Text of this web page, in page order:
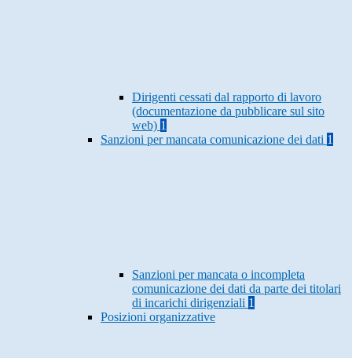
Dirigenti cessati dal rapporto di lavoro
(documentazione da pubblicare sul sito
web) 1
Sanzioni per mancata comunicazione dei dati 1
Sanzioni per mancata o incompleta
comunicazione dei dati da parte dei titolari
di incarichi dirigenziali 1
Posizioni organizzative